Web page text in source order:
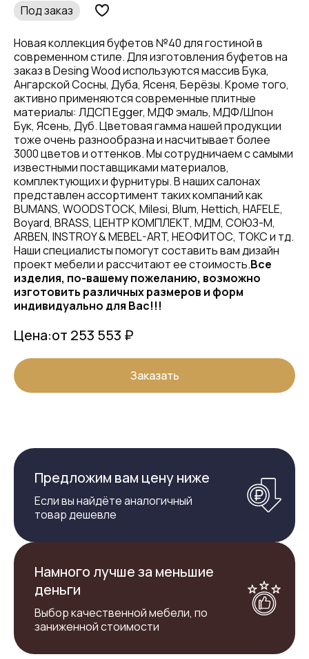
Под заказ
Новая коллекция буфетов №40 для гостиной в
современном стиле. Для изготовления буфетов на
заказ в Desing Wood используются массив Бука,
Ангарской Сосны, Дуба, Ясеня, Берёзы. Кроме того,
активно применяются современные плитные
материалы: ЛДСП Egger, МДФ эмаль, МДФ/Шпон
Бук, Ясень, Дуб. Цветовая гамма нашей продукции
тоже очень разнообразна и насчитывает более
3000 цветов и оттенков. Мы сотрудничаем с самыми
известными поставщиками материалов,
комплектующих и фурнитуры. В наших салонах
представлен ассортимент таких компаний как
BUMANS, WOODSTOCK, Milesi, Blum, Hettich, HAFELE,
Boyard, BRASS, ЦЕНТР КОМПЛЕКТ, МДМ, СОЮЗ-М,
ARBEN, INSTROY & MEBEL-ART, НЕОФИТОС, ТОКС и тд.
Наши специалисты помогут составить вам дизайн
проект мебели и рассчитают ее стоимость.Все
изделия, по-вашему пожеланию, возможно
изготовить различных размеров и форм
индивидуально для Вас!!!
Цена:от 253 553 ₽
Заказать
Предложим вам цену ниже
Если вы найдёте аналогичный
товар дешевле
Намного лучше за меньшие
деньги
Выбор качественной мебели, по
заниженной стоимости